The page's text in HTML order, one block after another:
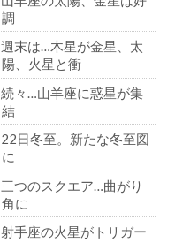
調
週末は…木星が金星、太
陽、火星と衝
続々…山羊座に惑星が集
結
22日冬至。新たな冬至図
に
三つのスクエア…曲がり
角に
射手座の火星がトリガー